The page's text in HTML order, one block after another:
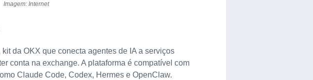
Imagem: Internet
kit da OKX que conecta agentes de IA a serviços
conta na exchange. A plataforma é compatível com
Claude Code, Codex, Hermes e OpenClaw.